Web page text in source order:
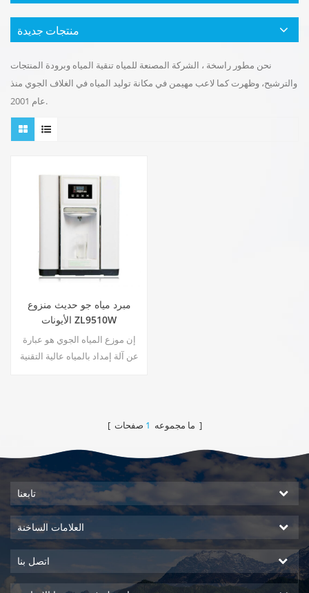
منتجات جديدة
نحن مطور راسخة ، الشركة المصنعة للمياه تنقية المياه وبرودة المنتجات
والترشيح، وظهرت كما لاعب مهيمن في مكانة توليد المياه في الغلاف الجوي منذ
عام 2001.
مبرد مياه جو حديث منزوع
الأيونات ZL9510W
إن موزع المياه الجوي هو عبارة
عن آلة إمداد بالمياه عالية التقنية
[ ما مجموعه 1 صفحات ]
تابعنا
العلامات الساخنة
اتصل بنا